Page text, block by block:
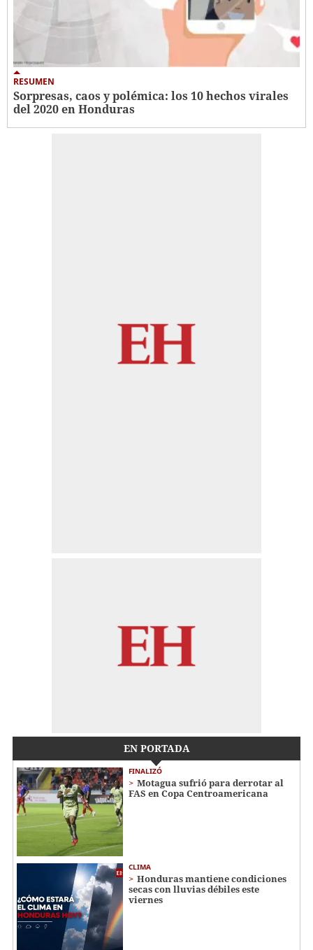
RESUMEN
Sorpresas, caos y polémica: los 10 hechos virales
del 2020 en Honduras
EN PORTADA
FINALIZÓ
Motagua sufrió para derrotar al
FAS en Copa Centroamericana
CLIMA
Honduras mantiene condiciones
secas con lluvias débiles este
viernes